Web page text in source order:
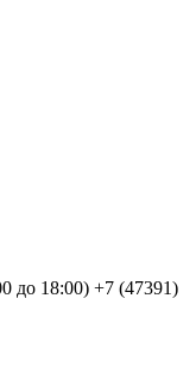
до 18:00) +7 (47391)